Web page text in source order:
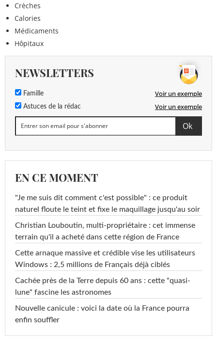
Crèches
Calories
Médicaments
Hôpitaux
NEWSLETTERS
Famille Voir un exemple
Astuces de la rédac Voir un exemple
EN CE MOMENT
"Je me suis dit comment c'est possible" : ce produit
naturel floute le teint et fixe le maquillage jusqu'au soir
Christian Louboutin, multi-propriétaire : cet immense
terrain qu'il a acheté dans cette région de France
Cette arnaque massive et crédible vise les utilisateurs
Windows : 2,5 millions de Français déjà ciblés
Cachée près de la Terre depuis 60 ans : cette "quasi-
lune" fascine les astronomes
Nouvelle canicule : voici la date où la France pourra
enfin souffler